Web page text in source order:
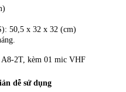
50,5 x 32 x 32 (cm)
dễ sử dụng